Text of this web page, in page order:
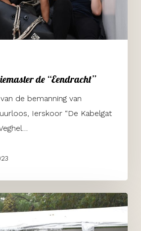
de “Eendracht”
de bemanning van
Ierskoor “De Kabelgat